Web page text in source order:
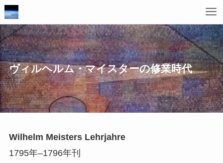
ヴィルヘルム・マイスターの修業時代
Wilhelm Meisters Lehrjahre
1795年–1796年刊